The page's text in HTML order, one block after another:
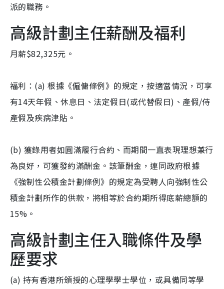
派的職務。
高級計劃主任薪酬及福利
月薪$82,325元。
福利：(a) 根據《僱傭條例》的規定，按適當情況，可享
有14天年假、休息日、法定假日(或代替假日)、產假/侍
產假及疾病津貼。
(b) 獲錄用者如圓滿履行合約、而期間一直表現理想兼行
為良好，可獲發約滿酬金。該筆酬金，連同政府根據
《強制性公積金計劃條例》的規定為受聘人向強制性公
積金計劃所作的供款，將相等於合約期所得底薪總額的
15%。
高級計劃主任入職條件及學
歷要求
(a) 持有香港所頒授的心理學學士學位，或具備同等學